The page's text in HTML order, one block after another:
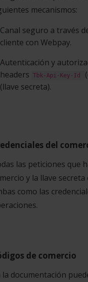
mecanismos:
Canal seguro a través
cliente con Webpay.
Autenticación y
headers Tbk-Api-Key-Id
(llave secreta).
del
las peticiones que
y la llave
como las
de comercio
la documentación